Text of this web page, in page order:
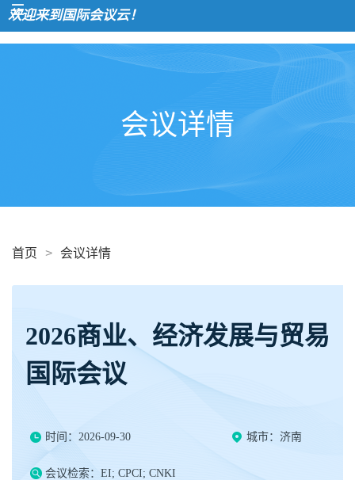
来到国际会议云！
会议详情
首页 > 会议详情
2026商业、经济发展与贸易
国际会议
时间：2026-09-30 城市：济南
会议检索：EI; CPCI; CNKI